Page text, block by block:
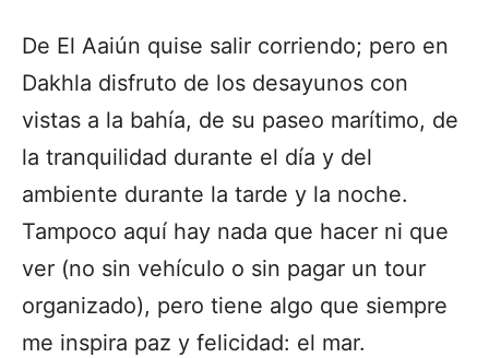
De El Aaiún quise salir corriendo; pero en
Dakhla disfruto de los desayunos con
vistas a la bahía, de su paseo marítimo, de
la tranquilidad durante el día y del
ambiente durante la tarde y la noche.
Tampoco aquí hay nada que hacer ni que
ver (no sin vehículo o sin pagar un tour
organizado), pero tiene algo que siempre
me inspira paz y felicidad: el mar.